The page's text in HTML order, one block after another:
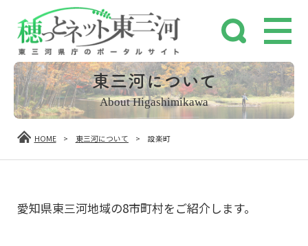
東三河について
About Higashimikawa
HOME > 東三河について > 設楽町
愛知県東三河地域の8市町村をご紹介します。